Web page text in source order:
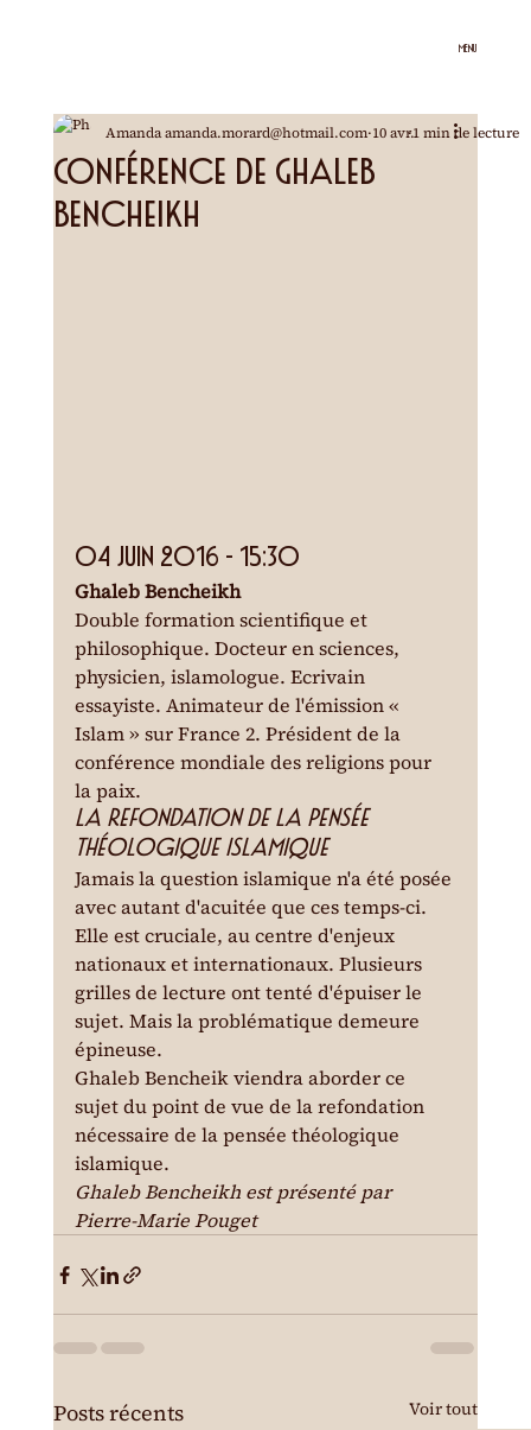
MENU
Conférence de Ghaleb
Bencheikh
Amanda amanda.morard@hotmail.com 10 avr.1 min de lecture
04 juin 2016 - 15:30
Ghaleb Bencheikh
Double formation scientifique et
philosophique. Docteur en sciences,
physicien, islamologue. Ecrivain
essayiste. Animateur de l'émission «
Islam » sur France 2. Président de la
conférence mondiale des religions pour
la paix.
La refondation de la pensée
théologique islamique
Jamais la question islamique n'a été posée
avec autant d'acuitée que ces temps-ci.
Elle est cruciale, au centre d'enjeux
nationaux et internationaux. Plusieurs
grilles de lecture ont tenté d'épuiser le
sujet. Mais la problématique demeure
épineuse.
Ghaleb Bencheik viendra aborder ce
sujet du point de vue de la refondation
nécessaire de la pensée théologique
islamique.
Ghaleb Bencheikh est présenté par
Pierre-Marie Pouget
Posts récents Voir tout